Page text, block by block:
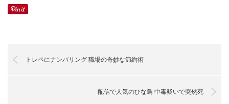
トレペにナンバリング 職場の奇妙な節約術
配信で人気のひな鳥 中毒疑いで突然死